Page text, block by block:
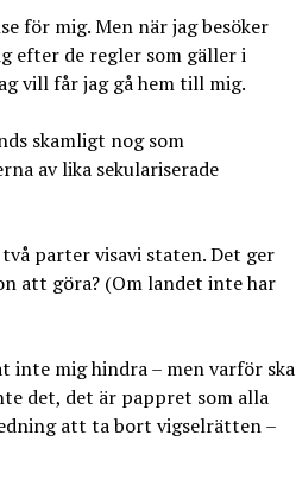
för mig. Men när jag besöker
efter de regler som gäller i
vill får jag gå hem till mig.
skamligt nog som
av lika sekulariserade
parter visavi staten. Det ger
att göra? (Om landet inte har
inte mig hindra – men varför ska
det, det är pappret som alla
att ta bort vigselrätten –